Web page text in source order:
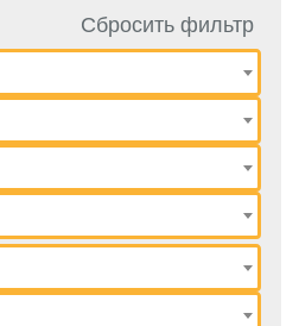
Сбросить фильтр